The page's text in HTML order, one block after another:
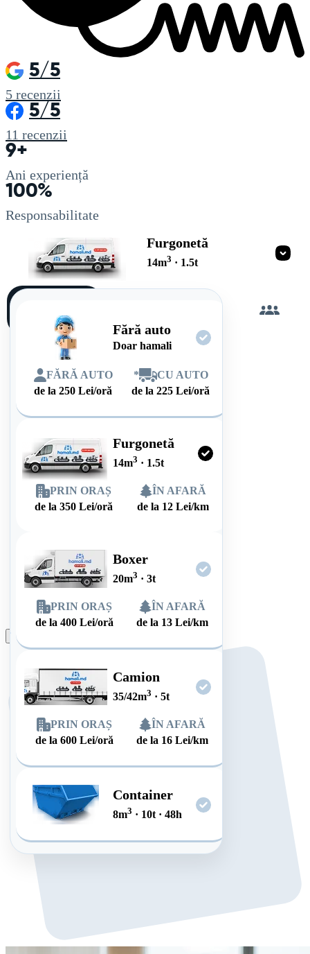
5/5
5 recenzii
5/5
11 recenzii
9+
Ani experiență
100%
Responsabilitate
Furgonetă
14m3 · 1.5t
Fără auto
Doar hamali
FĂRĂ AUTO
de la250 Lei/oră
*
CU AUTO
de la225 Lei/oră
Furgonetă
14m3 · 1.5t
PRIN ORAȘ
de la 350 Lei/oră
ÎN AFARĂ
de la 12 Lei/km
Boxer
20m3 · 3t
PRIN ORAȘ
de la400 Lei/oră
ÎN AFARĂ
de la 13 Lei/km
Camion
35/42m3 · 5t
PRIN ORAȘ
de la600 Lei/oră
ÎN AFARĂ
de la 16 Lei/km
Container
8m3 · 10t · 48h
singur
Plasează comanda